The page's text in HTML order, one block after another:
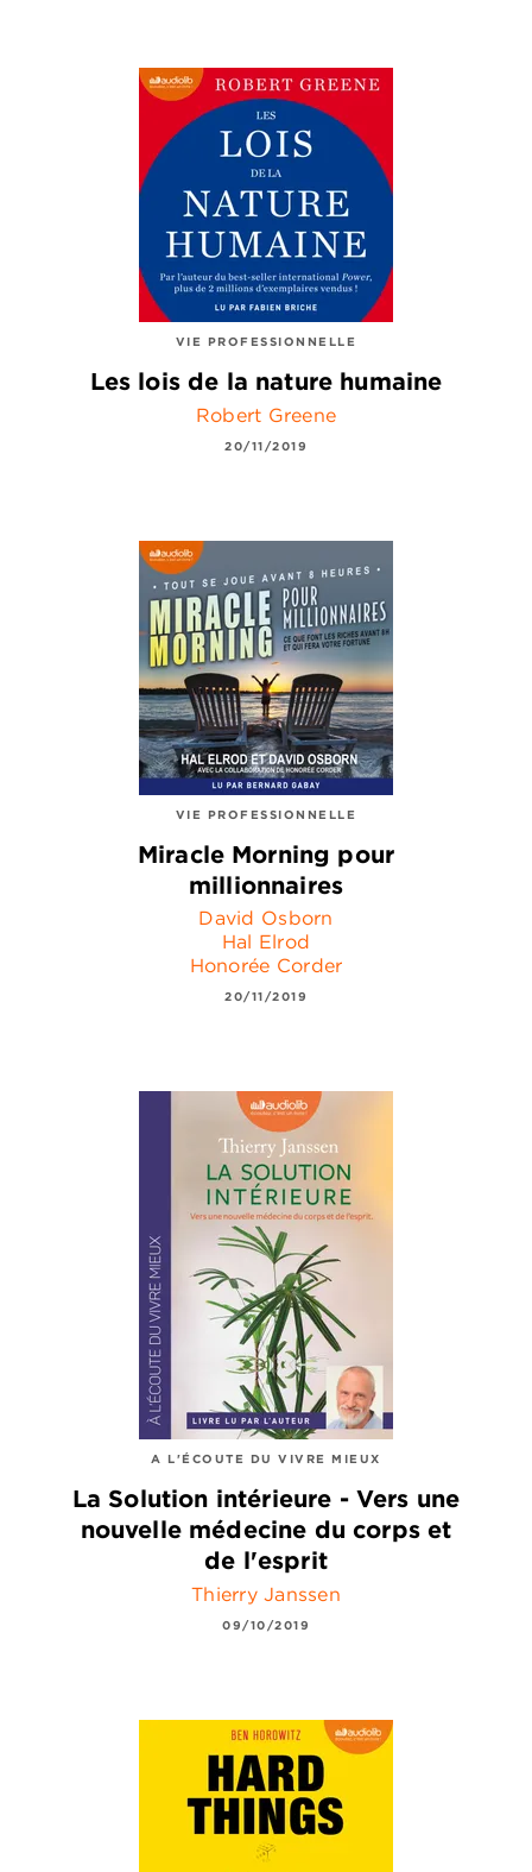
VIE PROFESSIONNELLE
Les lois de la nature humaine
Robert Greene
20/11/2019
VIE PROFESSIONNELLE
Miracle Morning pour
millionnaires
David Osborn
Hal Elrod
Honorée Corder
20/11/2019
A L'ÉCOUTE DU VIVRE MIEUX
La Solution intérieure - Vers une
nouvelle médecine du corps et
de l'esprit
Thierry Janssen
09/10/2019